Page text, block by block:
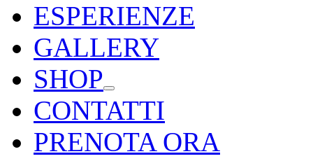
ESPERIENZE
GALLERY
SHOP
CONTATTI
PRENOTA ORA